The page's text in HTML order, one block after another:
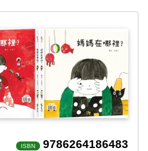
ISBN 9786264186483